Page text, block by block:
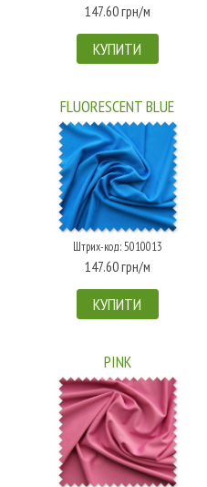
147.60 грн/м
КУПИТИ
FLUORESCENT BLUE
Штрих-код: 5010013
147.60 грн/м
КУПИТИ
PINK